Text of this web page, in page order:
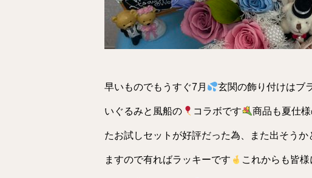
早いものでもうすぐ7月 玄関の飾り付けはブ
いぐるみと風船の コラボです 商品も夏仕
たお試しセットが好評だった為、また出そう
ますので有ればラッキーです これからも皆